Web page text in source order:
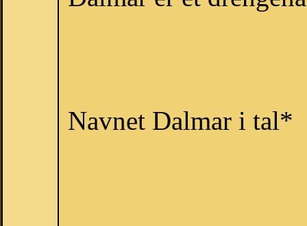
Navnet Dalmar i tal*